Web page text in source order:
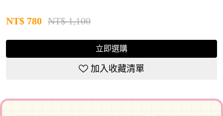
NT$ 780 NT$ 1,100
立即選購
加入收藏清單